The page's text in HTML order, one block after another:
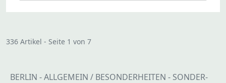
336 Artikel - Seite 1 von 7
BERLIN - ALLGEMEIN / BESONDERHEITEN - SONDER-